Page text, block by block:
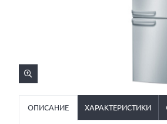
ОПИСАНИЕ ХАРАКТЕРИСТИКИ